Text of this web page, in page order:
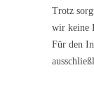
Trotz
wir keine
Für den